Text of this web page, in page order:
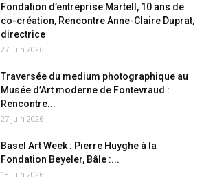
Fondation d’entreprise Martell, 10 ans de
co-création, Rencontre Anne-Claire Duprat,
directrice
27 juin 2026
Traversée du medium photographique au
Musée d’Art moderne de Fontevraud :
Rencontre...
27 juin 2026
Basel Art Week : Pierre Huyghe à la
Fondation Beyeler, Bâle :...
18 juin 2026